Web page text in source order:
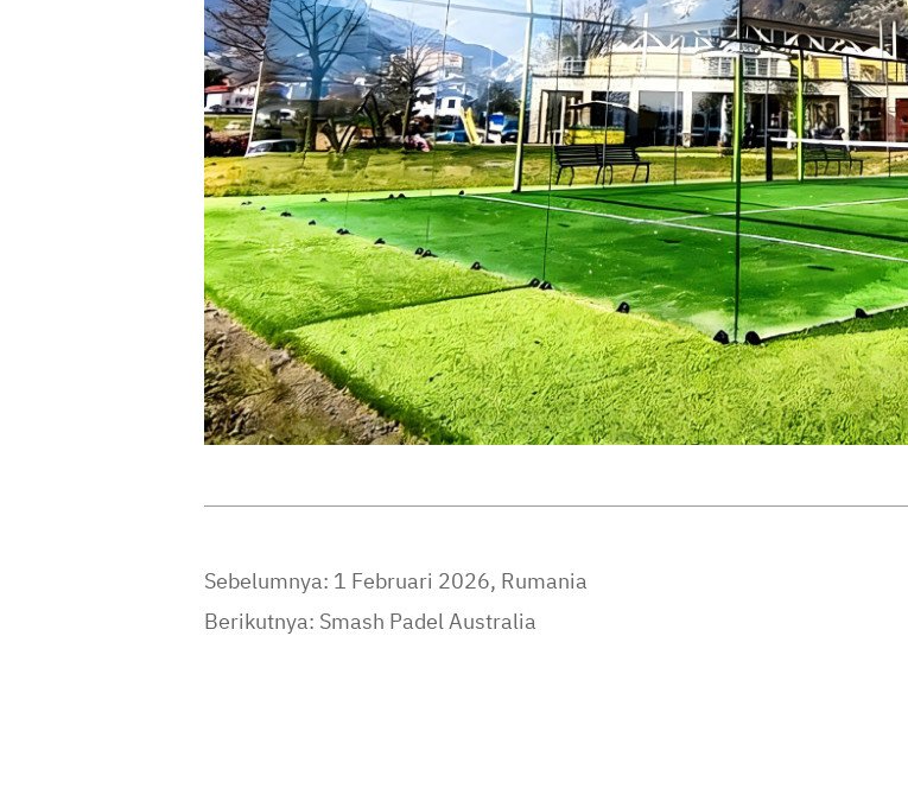
Sebelumnya: 1 Februari 2026, Rumania
Berikutnya: Smash Padel Australia